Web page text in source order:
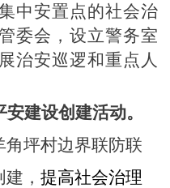
中安置点的社会治
委会，设立警务室
治安巡逻和重点人
安建设创建活动。
坪村边界联防联
， 提高社会治理